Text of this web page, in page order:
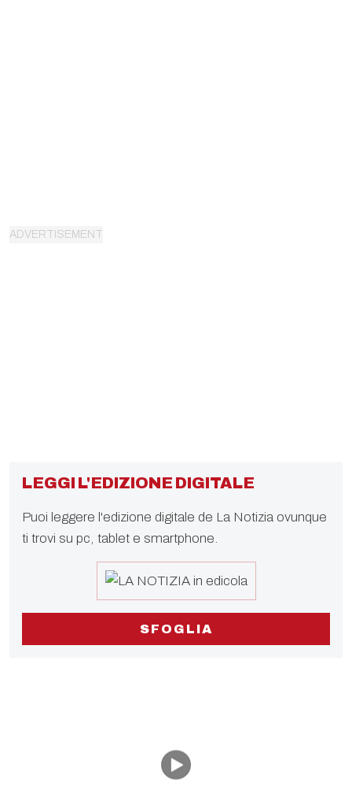
LEGGI L'EDIZIONE DIGITALE
Puoi leggere l'edizione digitale de La Notizia ovunque
ti trovi su pc, tablet e smartphone.
SFOGLIA